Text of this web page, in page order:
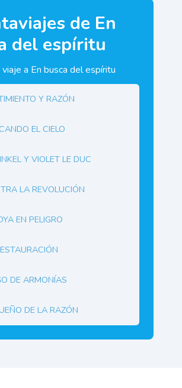
de En
del espíritu
a En busca del espíritu
y razón
el cielo
y Violet le Duc
la Revolución
en peligro
de armonías
de la razón